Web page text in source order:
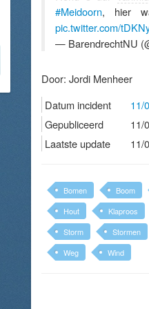
#Meidoorn, hier
pic.twitter.com/
— BarendrechtNU
Door: Jordi Menheer
Datum incident
11/
Gepubliceerd
11/
Laatste update
11/
Bomen Boom
Hout
Klaproos
Storm
Stormen
Weg
Wind